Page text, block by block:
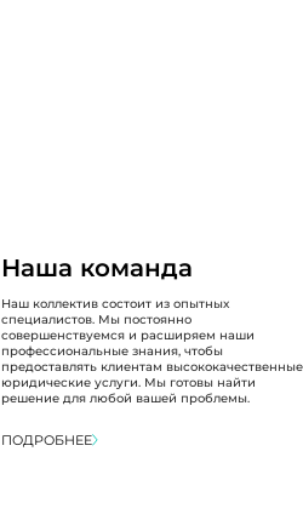
Наша команда
Наш коллектив состоит из опытных
специалистов. Мы постоянно
совершенствуемся и расширяем наши
профессиональные знания, чтобы
предоставлять клиентам высококачественные
юридические услуги. Мы готовы найти
решение для любой вашей проблемы.
ПОДРОБНЕЕ